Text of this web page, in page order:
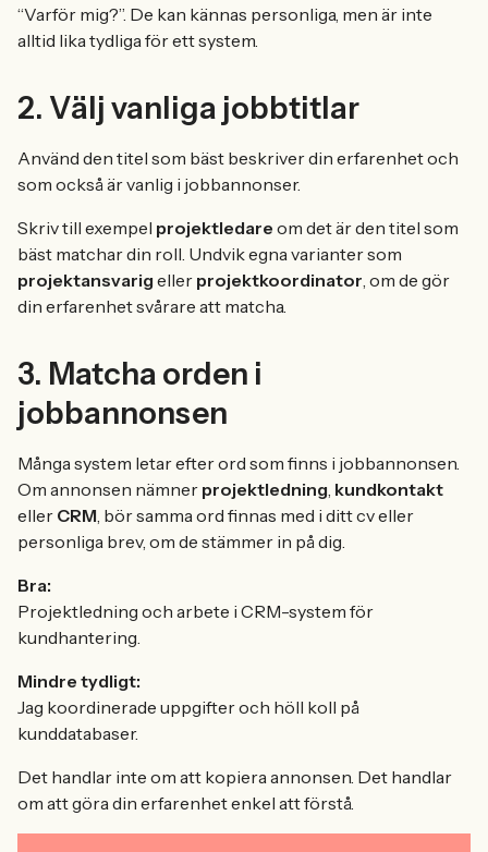
“Varför mig?”. De kan kännas personliga, men är inte
alltid lika tydliga för ett system.
2. Välj vanliga jobbtitlar
Använd den titel som bäst beskriver din erfarenhet och
som också är vanlig i jobbannonser.
Skriv till exempel projektledare om det är den titel som
bäst matchar din roll. Undvik egna varianter som
projektansvarig eller projektkoordinator , om de gör
din erfarenhet svårare att matcha.
3. Matcha orden i
jobbannonsen
Många system letar efter ord som finns i jobbannonsen.
Om annonsen nämner projektledning kundkontakt
eller CRM , bör samma ord finnas med i ditt cv eller
personliga brev, om de stämmer in på dig.
Bra:
Projektledning och arbete i CRM-system för
kundhantering.
Mindre tydligt:
Jag koordinerade uppgifter och höll koll på
kunddatabaser.
Det handlar inte om att kopiera annonsen. Det handlar
om att göra din erfarenhet enkel att förstå.